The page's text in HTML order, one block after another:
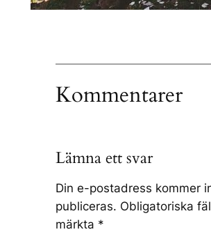
Kommentarer
Lämna ett svar
Din e-postadress kommer
publiceras. Obligatoriska
märkta *